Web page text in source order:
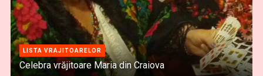
LISTA VRAJITOARELOR
Celebra vrăjitoare Maria din Craiova